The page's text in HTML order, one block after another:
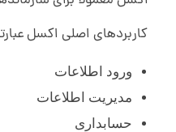
و
ش
ح
کاربردهای اصلی اکسل
ورود اطلاعات
مدیریت اطلاعات
حسابداری